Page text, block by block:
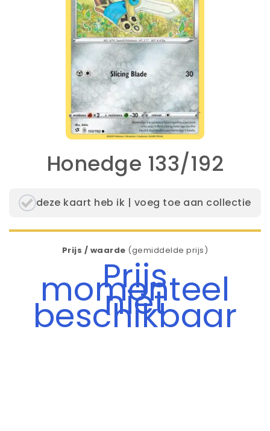
Honedge 133/192
deze kaart heb ik | voeg toe aan collectie
Prijs / waarde (gemiddelde prijs)
Prijs
momenteel
niet
beschikbaar